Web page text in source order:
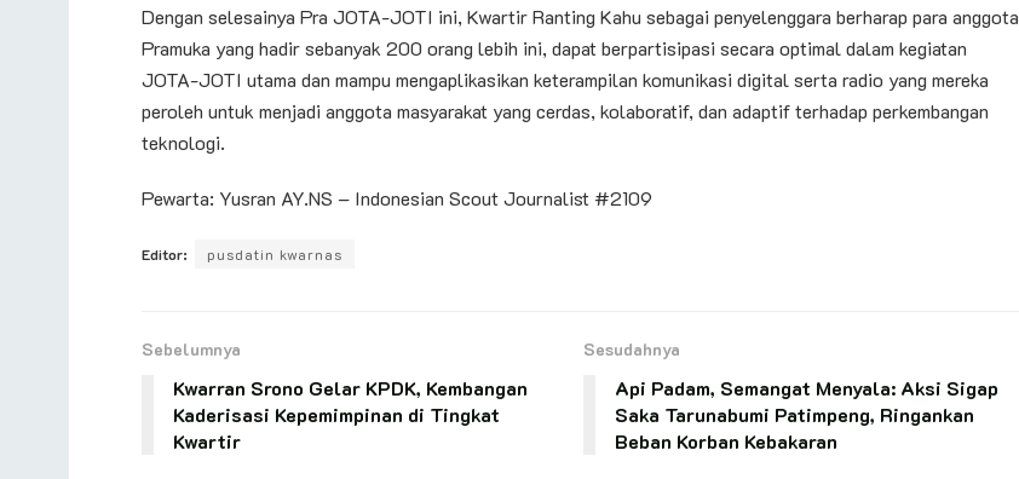
​Dengan selesainya Pra JOTA-JOTI ini, Kwartir Ranting Kahu sebagai penyelenggara berharap para anggota
Pramuka yang hadir sebanyak 200 orang lebih ini, dapat berpartisipasi secara optimal dalam kegiatan
JOTA-JOTI utama dan mampu mengaplikasikan keterampilan komunikasi digital serta radio yang mereka
peroleh untuk menjadi anggota masyarakat yang cerdas, kolaboratif, dan adaptif terhadap perkembangan
teknologi.
​Pewarta: Yusran AY.NS – Indonesian Scout Journalist #2109
Editor: pusdatin kwarnas
Sebelumnya
Kwarran Srono Gelar KPDK, Kembangan
Kaderisasi Kepemimpinan di Tingkat
Kwartir
Sesudahnya
Api Padam, Semangat Menyala: Aksi Sigap
Saka Tarunabumi Patimpeng, Ringankan
Beban Korban Kebakaran